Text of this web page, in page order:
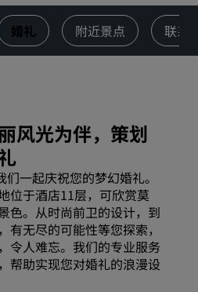
婚礼 附近景点 联系
风光为伴，策划
一起庆祝您的梦幻婚礼。
位于酒店11层，可欣赏莫
色。从时尚前卫的设计，到
有无尽的可能性等您探索，
令人难忘。我们的专业服务
帮助实现您对婚礼的浪漫设